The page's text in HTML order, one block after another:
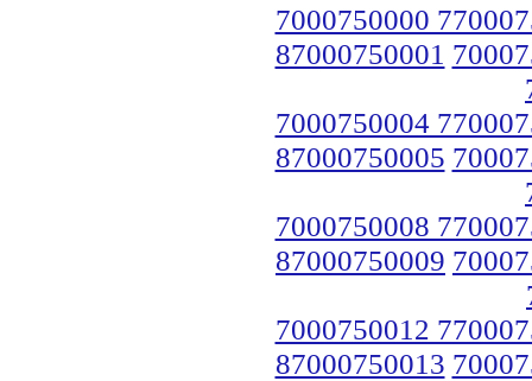
7000750000
87000750001
7000750004
87000750005
7000750008
87000750009
7000750012
87000750013